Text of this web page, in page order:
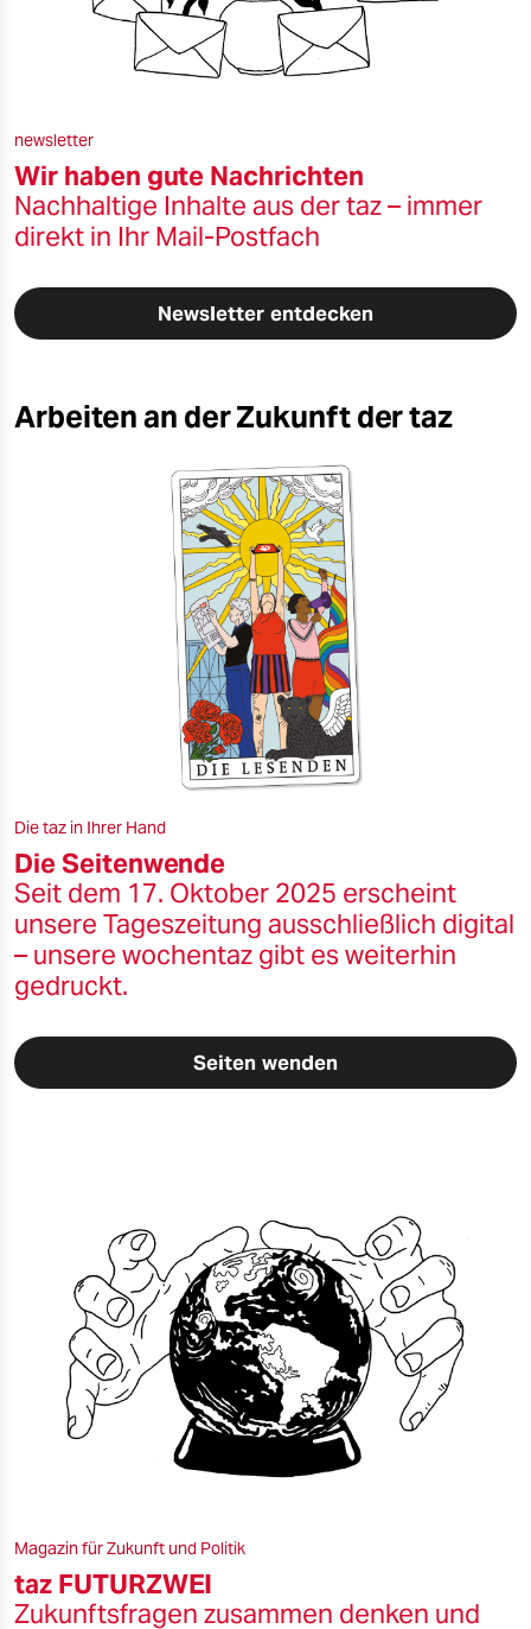
newsletter
Wir haben gute Nachrichten
Nachhaltige Inhalte aus der taz – immer
direkt in Ihr Mail-Postfach
Newsletter entdecken
Arbeiten an der Zukunft der taz
Die taz in Ihrer Hand
Die Seitenwende
Seit dem 17. Oktober 2025 erscheint
unsere Tageszeitung ausschließlich digital
– unsere wochentaz gibt es weiterhin
gedruckt.
Seiten wenden
Magazin für Zukunft und Politik
taz FUTURZWEI
Zukunftsfragen zusammen denken und